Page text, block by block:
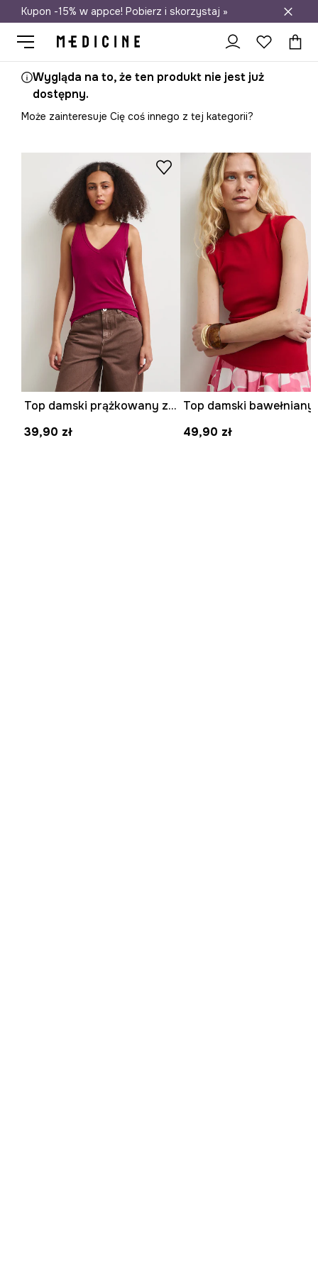
Darmowa dostawa do salonów
Kupon -15% w appce! Pobierz i skorzystaj »
Wygląda na to, że ten produkt nie jest już
dostępny.
Może zainteresuje Cię coś innego z tej kategorii?
Top damski prążkowany z modalem kolor czerwony
39,90 zł
49,90 zł